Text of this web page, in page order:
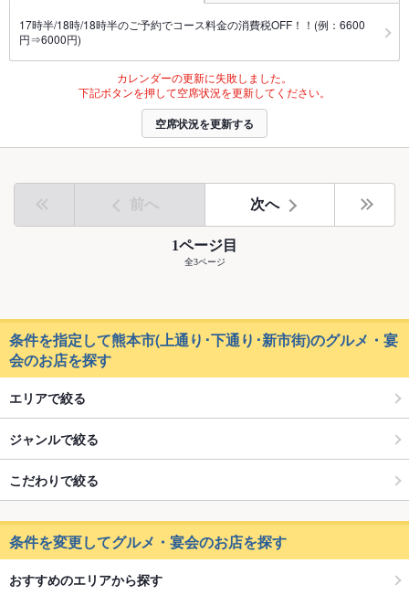
17時半/18時/18時半のご予約でコース料金の消費税OFF！！(例：6600
円⇒6000円)
カレンダーの更新に失敗しました。
下記ボタンを押して空席状況を更新してください。
空席状況を更新する
前へ 次へ
1ページ目
全3ページ
条件を指定して熊本市(上通り･下通り･新市街)のグルメ・宴
会のお店を探す
エリアで絞る
ジャンルで絞る
こだわりで絞る
条件を変更してグルメ・宴会のお店を探す
おすすめのエリアから探す